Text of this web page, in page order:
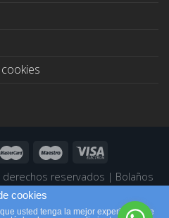
derechos reservados | Bolaños
Web Profesionales
cookies
usted tenga la mejor experiencia de